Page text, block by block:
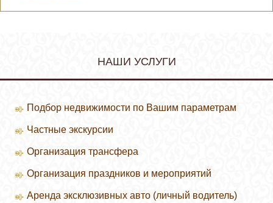
НАШИ УСЛУГИ
Подбор недвижимости по Вашим параметрам
Частные экскурсии
Организация трансфера
Организация праздников и мероприятий
Аренда эксклюзивных авто (личный водитель)